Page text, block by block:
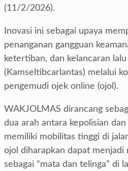
(11/2/2026).
Inovasi ini sebagai upaya
penanganan gangguan
ketertiban, dan kelancaran
(Kamseltibcarlantas) melalui
pengemudi ojek online (ojol).
WAKJOLMAS dirancang
dua arah antara kepolisian
memiliki mobilitas tinggi di
ojol diharapkan dapat
sebagai “mata dan telinga” di